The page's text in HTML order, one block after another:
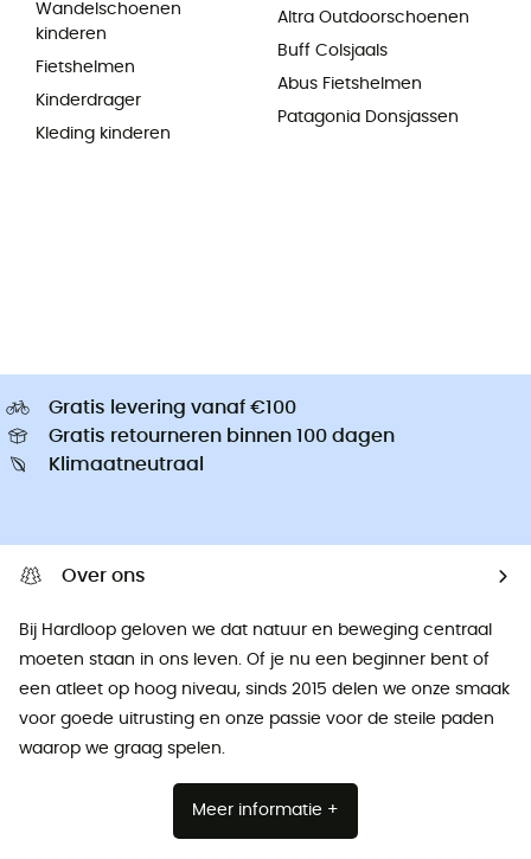
Wandelschoenen
kinderen
Fietshelmen
Kinderdrager
Kleding kinderen
Altra Outdoorschoenen
Buff Colsjaals
Abus Fietshelmen
Patagonia Donsjassen
Gratis levering vanaf €100
Gratis retourneren binnen 100 dagen
Klimaatneutraal
Over ons
Bij Hardloop geloven we dat natuur en beweging centraal
moeten staan ​​in ons leven. Of je nu een beginner bent of
een atleet op hoog niveau, sinds 2015 delen we onze smaak
voor goede uitrusting en onze passie voor de steile paden
waarop we graag spelen.
Meer informatie +